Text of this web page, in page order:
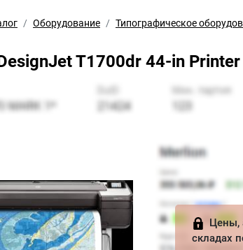
Оборудование Типографическое
T1700dr 44-in Printer
Цены,
складах